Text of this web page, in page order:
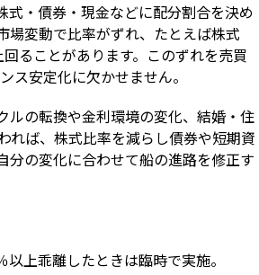
・債券・現金などに配分割合を決め
変動で比率がずれ、たとえば株式
ることがあります。このずれを売買
ス安定化に欠かせません。
ルの転換や金利環境の変化、結婚・住
れば、株式比率を減らし債券や短期資
分の変化に合わせて船の進路を修正す
上乖離したときは臨時で実施。